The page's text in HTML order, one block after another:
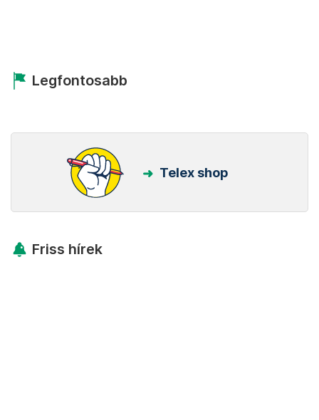
Legfontosabb
Telex shop
Friss hírek